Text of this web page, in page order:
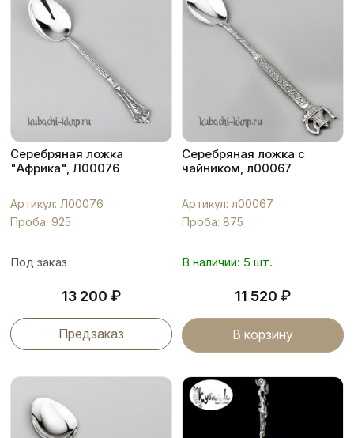
Серебряная ложка
"Африка", Л00076
Артикул: Л00076
Проба: 925
Под заказ
13 200 ₽
Предзаказ
Серебряная ложка с
чайником, л00067
Артикул: л00067
Проба: 875
В наличии: 5 шт.
11 520 ₽
В корзину